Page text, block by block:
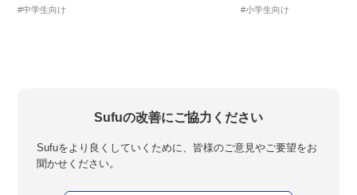
#中学生向け #小学生向け
Sufuの改善にご協力ください
Sufuをより良くしていくために、皆様のご意見やご要望をお
聞かせください。